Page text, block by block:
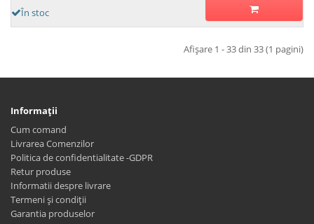
În stoc
Afişare 1 - 33 din 33 (1 pagini)
Informaţii
Cum comand
Livrarea Comenzilor
Politica de confidentialitate -GDPR
Retur produse
Informatii despre livrare
Termeni și condiții
Garantia produselor